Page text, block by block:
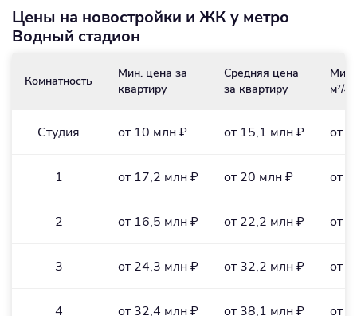
Цены на новостройки и ЖК у метро
Водный стадион
Комнатность
Мин. цена за
квартиру
Средняя цена
за квартиру
Мин.
м2/₽
Студия от 10 млн ₽ от 15,1 млн ₽ от
1 от 17,2 млн ₽ от 20 млн ₽ от
2 от 16,5 млн ₽ от 22,2 млн ₽ от
3 от 24,3 млн ₽ от 32,2 млн ₽ от
4 от 32,4 млн ₽ от 38,1 млн ₽ от